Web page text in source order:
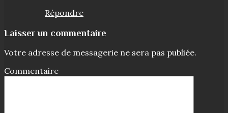
Répondre
Laisser un commentaire
Votre adresse de messagerie ne sera pas publiée.
Commentaire